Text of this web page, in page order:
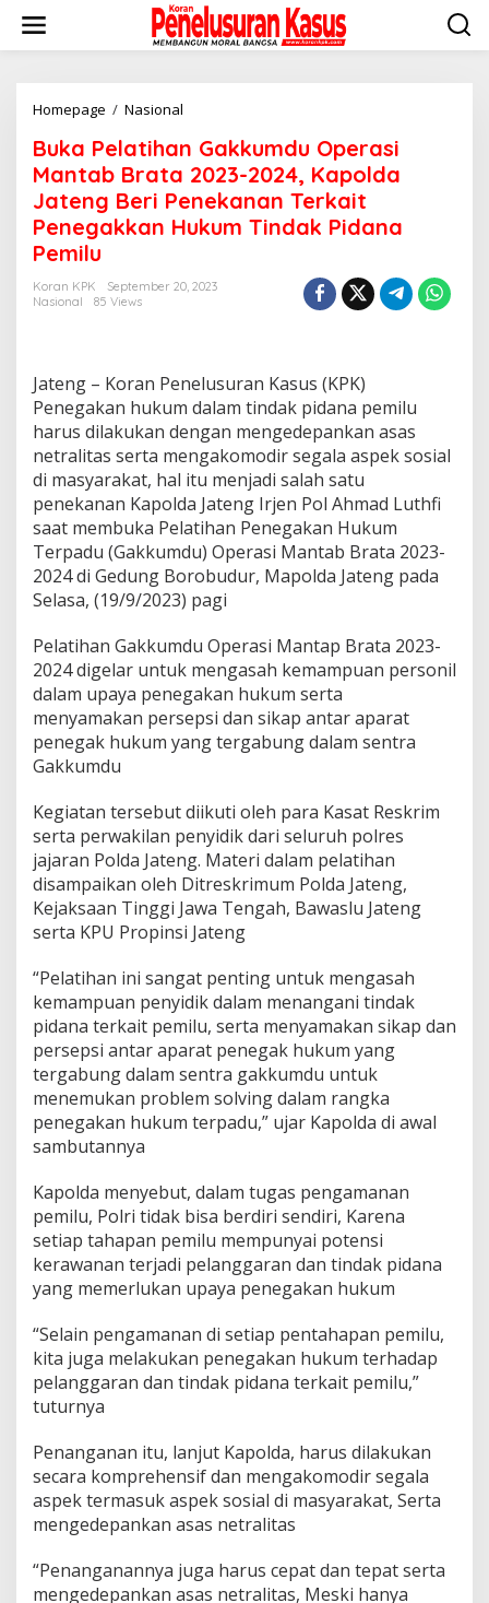
konten
Homepage / Nasional
Gakkumdu
Operasi
Mantab
Brata
2023-
Jateng
Hukum
Tindak
Pemilu
Buka Pelatihan Gakkumdu Operasi
Mantab Brata 2023-2024, Kapolda
Jateng Beri Penekanan Terkait
Penegakkan Hukum Tindak Pidana
Pemilu
Koran KPK
September 20, 2023
Nasional
85 Views
Jateng – Koran Penelusuran Kasus (KPK)
Penegakan hukum dalam tindak pidana pemilu
harus dilakukan dengan mengedepankan asas
netralitas serta mengakomodir segala aspek sosial
di masyarakat, hal itu menjadi salah satu
penekanan Kapolda Jateng Irjen Pol Ahmad Luthfi
saat membuka Pelatihan Penegakan Hukum
Terpadu (Gakkumdu) Operasi Mantab Brata 2023-
2024 di Gedung Borobudur, Mapolda Jateng pada
Selasa, (19/9/2023) pagi
Pelatihan Gakkumdu Operasi Mantap Brata 2023-
2024 digelar untuk mengasah kemampuan personil
dalam upaya penegakan hukum serta
menyamakan persepsi dan sikap antar aparat
penegak hukum yang tergabung dalam sentra
Gakkumdu
Kegiatan tersebut diikuti oleh para Kasat Reskrim
serta perwakilan penyidik dari seluruh polres
jajaran Polda Jateng. Materi dalam pelatihan
disampaikan oleh Ditreskrimum Polda Jateng,
Kejaksaan Tinggi Jawa Tengah, Bawaslu Jateng
serta KPU Propinsi Jateng
“Pelatihan ini sangat penting untuk mengasah
kemampuan penyidik dalam menangani tindak
pidana terkait pemilu, serta menyamakan sikap dan
persepsi antar aparat penegak hukum yang
tergabung dalam sentra gakkumdu untuk
menemukan problem solving dalam rangka
penegakan hukum terpadu,” ujar Kapolda di awal
sambutannya
Kapolda menyebut, dalam tugas pengamanan
pemilu, Polri tidak bisa berdiri sendiri, Karena
setiap tahapan pemilu mempunyai potensi
kerawanan terjadi pelanggaran dan tindak pidana
yang memerlukan upaya penegakan hukum
“Selain pengamanan di setiap pentahapan pemilu,
kita juga melakukan penegakan hukum terhadap
pelanggaran dan tindak pidana terkait pemilu,”
tuturnya
Penanganan itu, lanjut Kapolda, harus dilakukan
secara komprehensif dan mengakomodir segala
aspek termasuk aspek sosial di masyarakat, Serta
mengedepankan asas netralitas
“Penanganannya juga harus cepat dan tepat serta
mengedepankan asas netralitas, Meski hanya